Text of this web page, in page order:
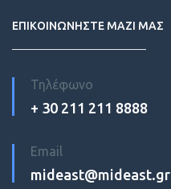
ΕΠΙΚΟΙΝΩΝΗΣΤΕ ΜΑΖΙ ΜΑΣ
Τηλέφωνο
+ 30 211 211 8888
Email
mideast@mideast.gr